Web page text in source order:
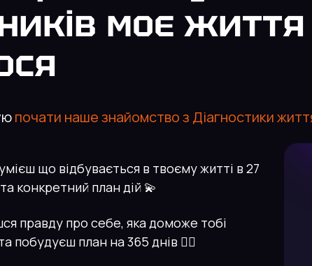
моє
почати наше знайомство з Діагностики
що відбувається в твоєму житті в 27
конкретний план дій 💫
правду про себе, яка доможе тобі
побудуєш план на 365 днів 🧙‍♂️